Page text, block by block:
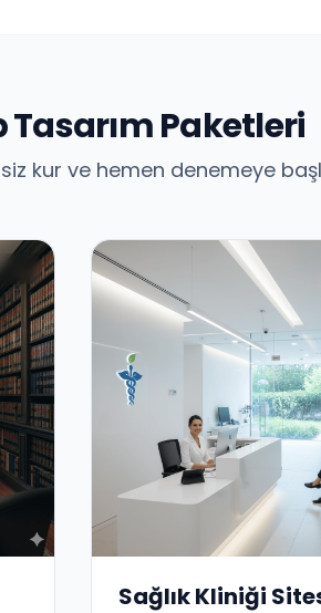
Tasarım Paketleri
kur ve hemen denemeye
Sağlık Kliniği